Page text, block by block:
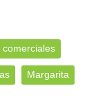
comerciales
Margarita